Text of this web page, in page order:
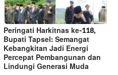
Peringati Harkitnas ke-118,
Bupati Tapsel: Semangat
Kebangkitan Jadi Energi
Percepat Pembangunan dan
Lindungi Generasi Muda